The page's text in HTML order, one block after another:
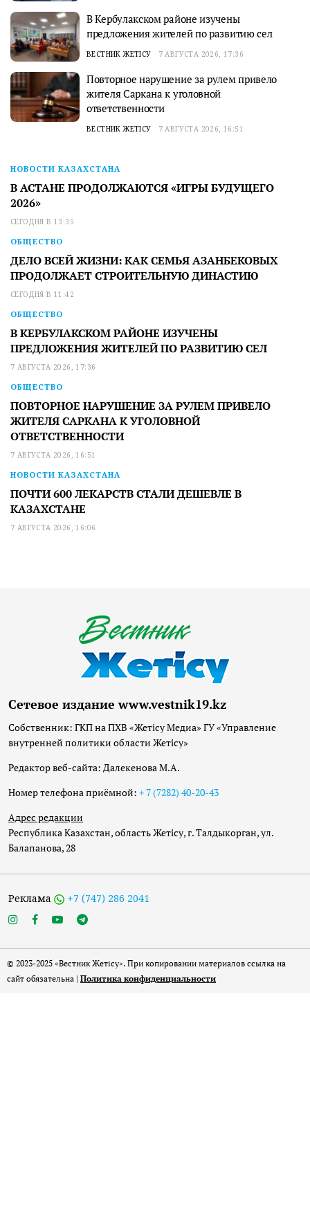
В Кербулакском районе изучены
предложения жителей по развитию сел
ВЕСТНИК ЖЕТІСУ 7 АВГУСТА 2026, 17:36
Повторное нарушение за рулем привело
жителя Саркана к уголовной
ответственности
ВЕСТНИК ЖЕТІСУ 7 АВГУСТА 2026, 16:51
НОВОСТИ КАЗАХСТАНА
В АСТАНЕ ПРОДОЛЖАЮТСЯ «ИГРЫ БУДУЩЕГО
2026»
СЕГОДНЯ В 13:35
ОБЩЕСТВО
ДЕЛО ВСЕЙ ЖИЗНИ: КАК СЕМЬЯ АЗАНБЕКОВЫХ
ПРОДОЛЖАЕТ СТРОИТЕЛЬНУЮ ДИНАСТИЮ
СЕГОДНЯ В 11:42
ОБЩЕСТВО
В КЕРБУЛАКСКОМ РАЙОНЕ ИЗУЧЕНЫ
ПРЕДЛОЖЕНИЯ ЖИТЕЛЕЙ ПО РАЗВИТИЮ СЕЛ
7 АВГУСТА 2026, 17:36
ОБЩЕСТВО
ПОВТОРНОЕ НАРУШЕНИЕ ЗА РУЛЕМ ПРИВЕЛО
ЖИТЕЛЯ САРКАНА К УГОЛОВНОЙ
ОТВЕТСТВЕННОСТИ
7 АВГУСТА 2026, 16:51
НОВОСТИ КАЗАХСТАНА
ПОЧТИ 600 ЛЕКАРСТВ СТАЛИ ДЕШЕВЛЕ В
КАЗАХСТАНЕ
7 АВГУСТА 2026, 16:06
Сетевое издание www.vestnik19.kz
Собственник: ГКП на ПХВ «Жетісу Медиа» ГУ «Управление
внутренней политики области Жетісу»
Редактор веб-сайта: Далекенова М.А.
Номер телефона приёмной: + 7 (7282) 40-20-43
Адрес редакции
Республика Казахстан, область Жетісу, г. Талдыкорган, ул.
Балапанова, 28
Реклама +7 (747) 286 2041
© 2023-2025 «Вестник Жетісу». При копировании материалов ссылка на
сайт обязательна | Политика конфиденциальности